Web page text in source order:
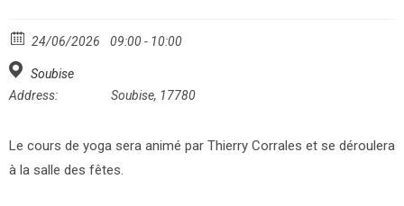
24/06/2026 09:00 - 10:00
Soubise
Address:
Soubise, 17780
Le cours de yoga sera animé par Thierry Corrales et se déroulera
à la salle des fêtes.